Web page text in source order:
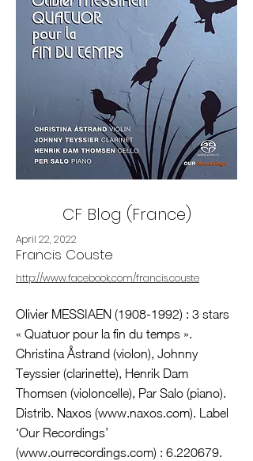
CF Blog (France)
April 22, 2022
Francis Couste
http://www.facebook.com/francis.couste
Olivier MESSIAEN (1908-1992) : 3 stars
« Quatuor pour la fin du temps ».
Christina Åstrand (violon), Johnny
Teyssier (clarinette), Henrik Dam
Thomsen (violoncelle), Par Salo (piano).
Distrib. Naxos (www.naxos.com). Label
‘Our Recordings’
(www.ourrecordings.com) : 6.220679.